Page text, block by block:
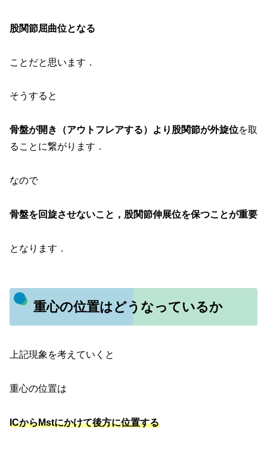
股関節屈曲位となる
ことだと思います．
そうすると
骨盤が開き（アウトフレアする）より股関節が外旋位を取
ることに繋がります．
なので
骨盤を回旋させないこと，股関節伸展位を保つことが重要
となります．
重心の位置はどうなっているか
上記現象を考えていくと
重心の位置は
ICからMstにかけて後方に位置する